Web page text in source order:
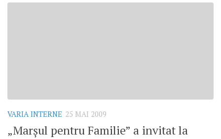
VARIA INTERNE 25 MAI 2009
„Marşul pentru Familie” a invitat la